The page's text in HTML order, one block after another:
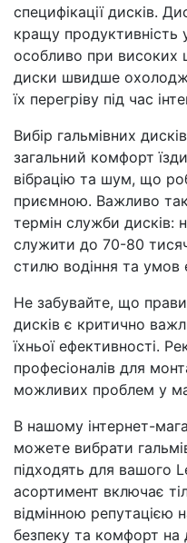
специфікації дисків.
кращу продуктивність
особливо при високих
диски швидше
їх перегріву під час
Вибір гальмівних
загальний комфорт
вібрацію та шум, що
приємною. Важливо
термін служби дисків:
служити до 70-80
стилю водіння та умов
Не забувайте, що
дисків є критично
їхньої ефективності.
професіоналів для
можливих проблем у
В нашому інтернет-
можете вибрати
підходять для вашого
асортимент включає
відмінною репутацією
безпеку та комфорт на